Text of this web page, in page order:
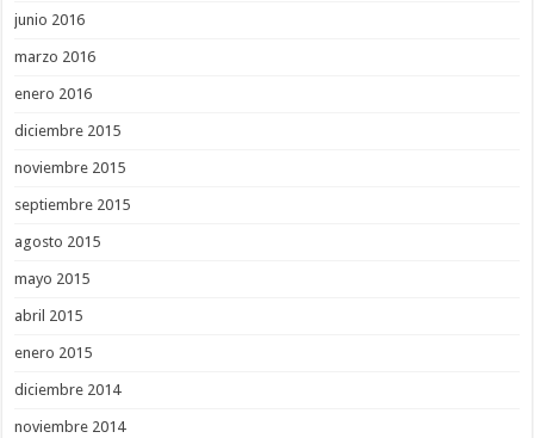
junio 2016
marzo 2016
enero 2016
diciembre 2015
noviembre 2015
septiembre 2015
agosto 2015
mayo 2015
abril 2015
enero 2015
diciembre 2014
noviembre 2014